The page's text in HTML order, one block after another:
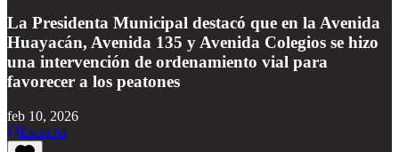
La Presidenta Municipal destacó que en la Avenida
Huayacán, Avenida 135 y Avenida Colegios se hizo
una intervención de ordenamiento vial para
favorecer a los peatones
feb 10, 2026
Escucha